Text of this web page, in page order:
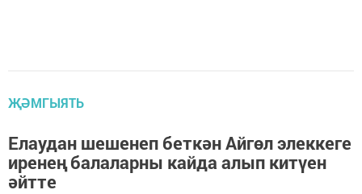
ҖӘМГЫЯТЬ
Елаудан шешенеп беткән Айгөл элеккеге
иренең балаларны кайда алып китүен
әйтте